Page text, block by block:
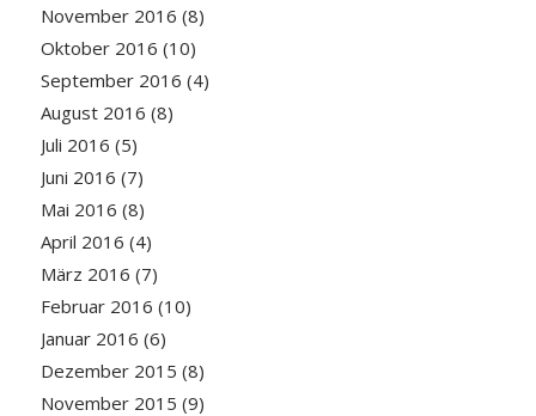
November 2016 (8)
Oktober 2016 (10)
September 2016 (4)
August 2016 (8)
Juli 2016 (5)
Juni 2016 (7)
Mai 2016 (8)
April 2016 (4)
März 2016 (7)
Februar 2016 (10)
Januar 2016 (6)
Dezember 2015 (8)
November 2015 (9)